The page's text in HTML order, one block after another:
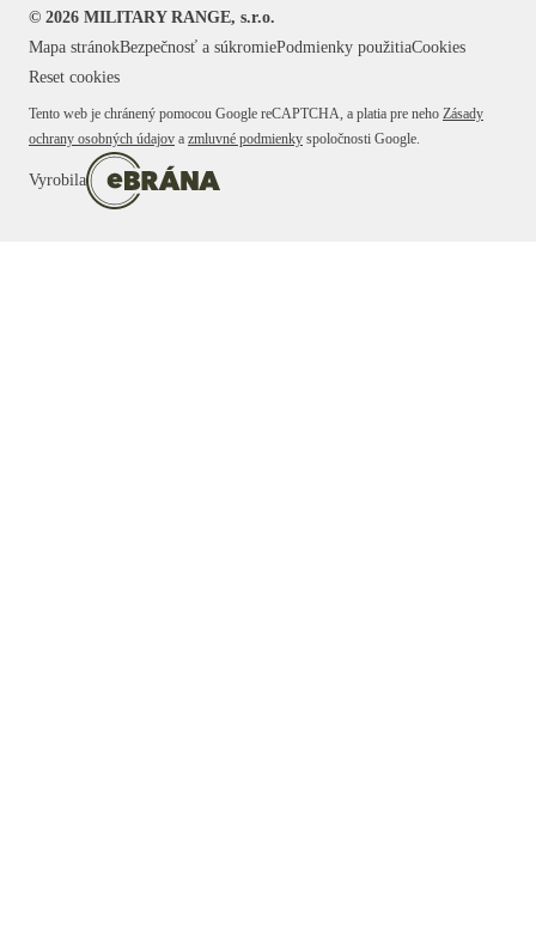
© 2026 MILITARY RANGE, s.r.o.
Mapa stránokBezpečnosť a súkromiePodmienky použitiaCookies
Reset cookies
Tento web je chránený pomocou Google reCAPTCHA, a platia pre neho Zásady
ochrany osobných údajov a zmluvné podmienky spoločnosti Google.
Vyrobila